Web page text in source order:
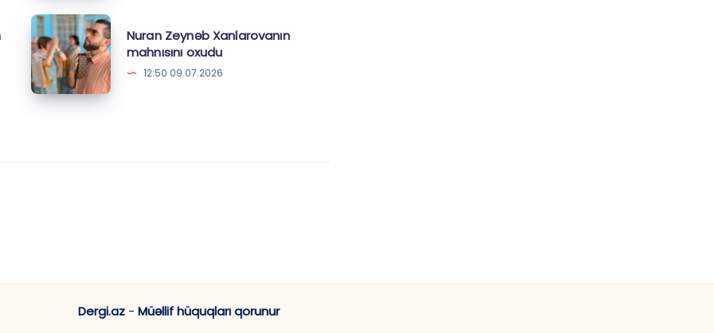
təqdim
etdi
Nuran
Zeynəb
Xanlarovanın
mahnısını
Nuran Zeynəb Xanlarovanın
mahnısını oxudu
12:50 09.07.2026
Dergi.az- Müəllif hüquqları qorunur